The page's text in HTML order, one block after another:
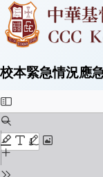
校本緊急情況應